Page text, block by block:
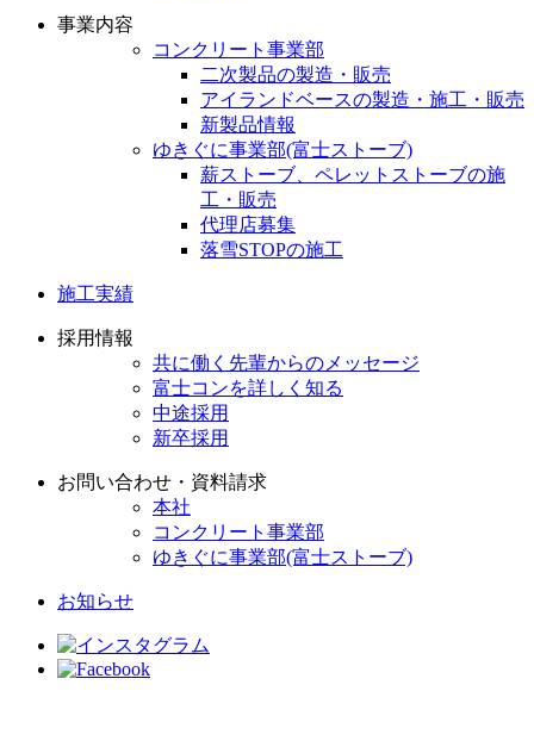
事業内容
コンクリート事業部
二次製品の製造・販売
アイランドベースの製造・施工・販売
新製品情報
ゆきぐに事業部(富士ストーブ)
薪ストーブ、ペレットストーブの施
工・販売
代理店募集
落雪STOPの施工
施工実績
採用情報
共に働く先輩からのメッセージ
富士コンを詳しく知る
中途採用
新卒採用
お問い合わせ・資料請求
本社
コンクリート事業部
ゆきぐに事業部(富士ストーブ)
お知らせ